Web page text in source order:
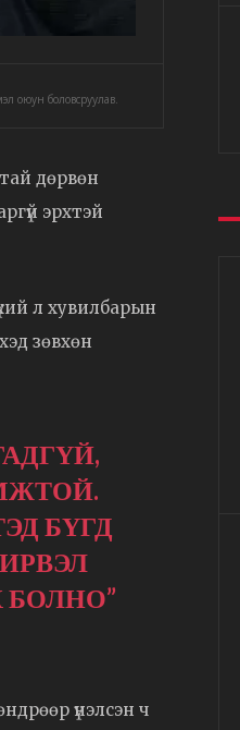
оюун боловсруулав.
дөрвөн
эрхтэй
л хувилбарын
зөвхөн
БҮГД
үнэлсэн ч